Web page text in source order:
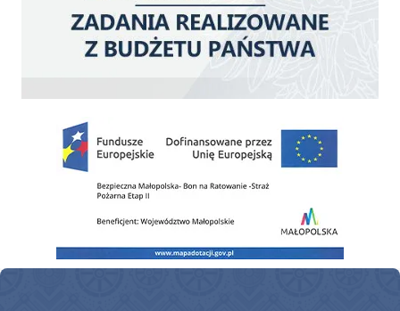
Zakup fabrycznie nowego, średniego samochodu ratowniczo-gaśniczego z